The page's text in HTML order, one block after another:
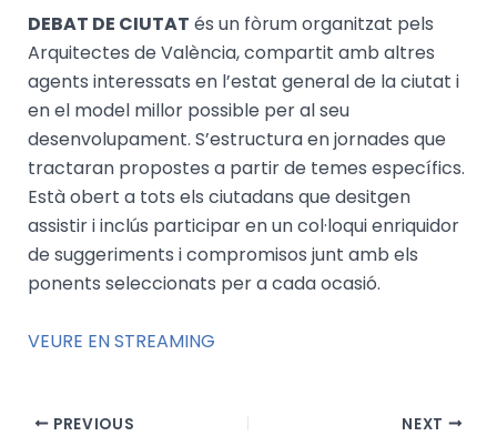
DEBAT DE CIUTAT és un fòrum organitzat pels
Arquitectes de València, compartit amb altres
agents interessats en l’estat general de la ciutat i
en el model millor possible per al seu
desenvolupament. S’estructura en jornades que
tractaran propostes a partir de temes específics.
Està obert a tots els ciutadans que desitgen
assistir i inclús participar en un col·loqui enriquidor
de suggeriments i compromisos junt amb els
ponents seleccionats per a cada ocasió.
VEURE EN STREAMING
PREVIOUS NEXT